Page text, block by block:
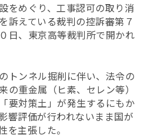
をめぐり、工事認可の取り消
訴えている裁判の控訴審第７
日、東京高等裁判所で開かれ
トンネル掘削に伴い、法令の
の重金属（ヒ素、セレン等）
要対策土」が発生するにもか
響評価が行われないまま国が
を主張した。